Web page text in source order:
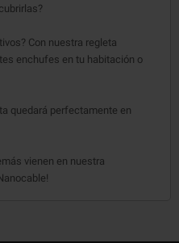
Con nuestra regleta
enchufes en tu habitación o
quedará perfectamente en
vienen en nuestra